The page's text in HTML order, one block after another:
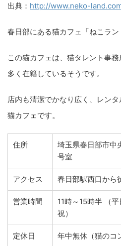
出典： http://www.neko-
春日部にある猫カフェ「ねこラン
この猫カフェは、猫タレント事
多く在籍しているそうです。
店内も清潔でかなり広く、レン
猫カフェです。
住所
埼玉県春日部市中
号室
アクセス 春日部駅西口から
営業時間
11時～15時半 （
祝）
定休日 年中無休（猫のコ